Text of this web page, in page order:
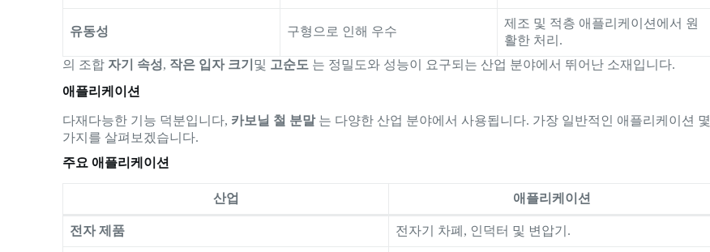
유동성 구형으로 인해 우수
제조 및 적층 애플리케이션에서 원
활한 처리.
의 조합 자기 속성, 작은 입자 크기 및 고순도 는 정밀도와 성능이 요구되는 산업 분야에서 뛰어난 소재입니다.
애플리케이션
다재다능한 기능 덕분입니다, 카보닐 철 분말는 다양한 산업 분야에서 사용됩니다. 가장 일반적인 애플리케이션 몇
가지를 살펴보겠습니다.
주요 애플리케이션
산업 애플리케이션
전자 제품 전자기 차폐, 인덕터 및 변압기.